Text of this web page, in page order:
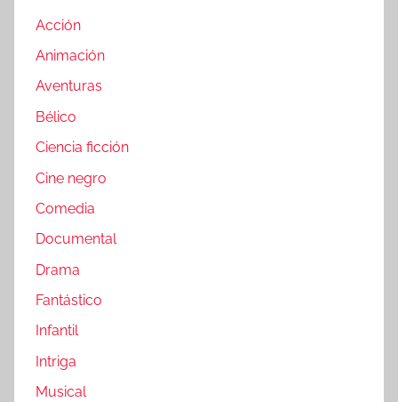
Acción
Animación
Aventuras
Bélico
Ciencia ficción
Cine negro
Comedia
Documental
Drama
Fantástico
Infantil
Intriga
Musical